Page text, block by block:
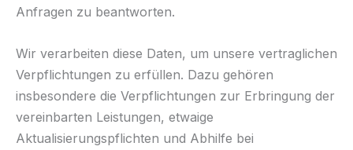
Anfragen zu beantworten.
Wir verarbeiten diese Daten, um unsere vertraglichen
Verpflichtungen zu erfüllen. Dazu gehören
insbesondere die Verpflichtungen zur Erbringung der
vereinbarten Leistungen, etwaige
Aktualisierungspflichten und Abhilfe bei